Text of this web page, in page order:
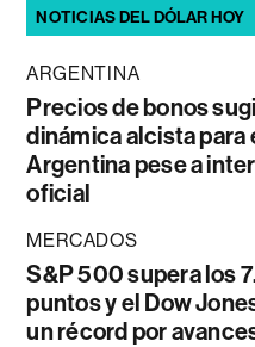
NOTICIAS DEL DÓLAR HOY
ARGENTINA
Precios de bonos
dinámica alcista para
Argentina pese a
oficial
MERCADOS
S&P 500 supera los
puntos y el Dow
un récord por